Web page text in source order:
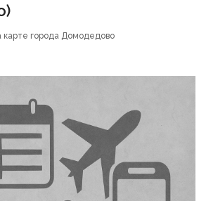
города Домодедово